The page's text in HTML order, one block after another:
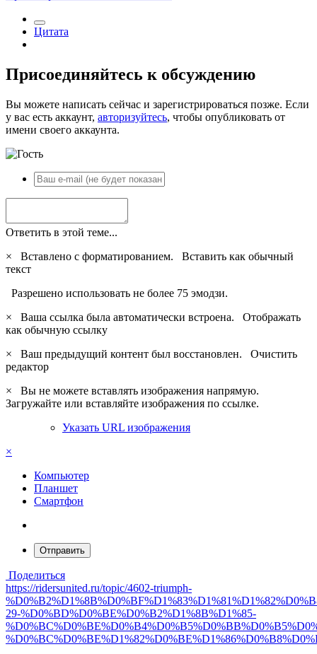
Цитата
Присоединяйтесь к обсуждению
Вы можете написать сейчас и зарегистрироваться позже. Если
у вас есть аккаунт, авторизуйтесь, чтобы опубликовать от
имени своего аккаунта.
Ответить в этой теме...
×
Вставлено с форматированием. Вставить как обычный
текст
Разрешено использовать не более 75 эмодзи.
×
Ваша ссылка была автоматически встроена. Отображать
как обычную ссылку
×
Ваш предыдущий контент был восстановлен. Очистить
редактор
×
Вы не можете вставлять изображения напрямую.
Загружайте или вставляйте изображения по ссылке.
Указать URL изображения
×
Компьютер
Планшет
Смартфон
Отправить
Поделиться
https://ridersunited.ru/topic/4602-triumph-
29-%D0%BD%D0%BE%D0%B2%D1%8B%D1%85-